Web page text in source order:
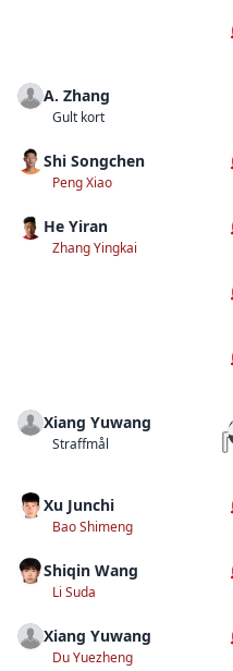
A. Zhang
Gult kort
Shi Songchen
Peng Xiao
He Yiran
Zhang Yingkai
Xiang Yuwang
Straffmål
Xu Junchi
Bao Shimeng
Shiqin Wang
Li Suda
Xiang Yuwang
Du Yuezheng